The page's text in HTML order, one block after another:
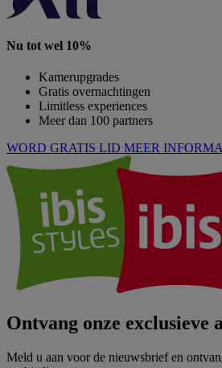
Nu tot wel 10%
Kamerupgrades
Gratis overnachtingen
Limitless experiences
Meer dan 100 partners
WORD GRATIS LID MEER
Ontvang onze exclusieve
Meld u aan voor de nieuwsbrief en